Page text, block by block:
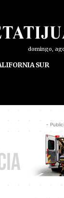
domingo,
SUR
-